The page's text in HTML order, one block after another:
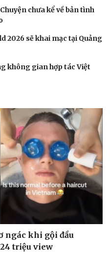
chưa kể về bản tình
2026 sẽ khai mạc tại Quảng
không gian hợp tác Việt
ngác khi gội đầu
triệu view